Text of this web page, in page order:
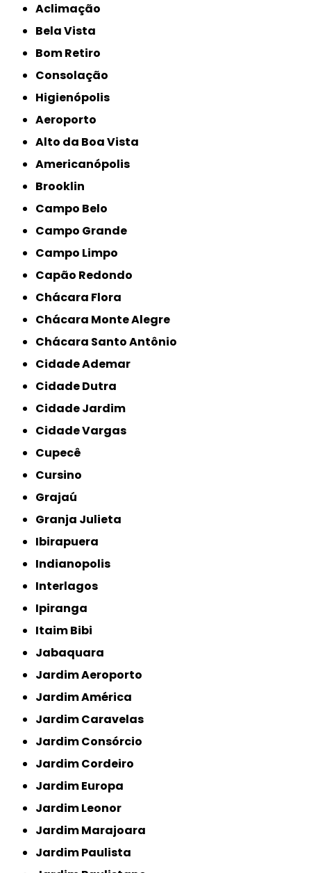
Aclimação
Bela Vista
Bom Retiro
Consolação
Higienópolis
Aeroporto
Alto da Boa Vista
Americanópolis
Brooklin
Campo Belo
Campo Grande
Campo Limpo
Capão Redondo
Chácara Flora
Chácara Monte Alegre
Chácara Santo Antônio
Cidade Ademar
Cidade Dutra
Cidade Jardim
Cidade Vargas
Cupecê
Cursino
Grajaú
Granja Julieta
Ibirapuera
Indianopolis
Interlagos
Ipiranga
Itaim Bibi
Jabaquara
Jardim Aeroporto
Jardim América
Jardim Caravelas
Jardim Consórcio
Jardim Cordeiro
Jardim Europa
Jardim Leonor
Jardim Marajoara
Jardim Paulista